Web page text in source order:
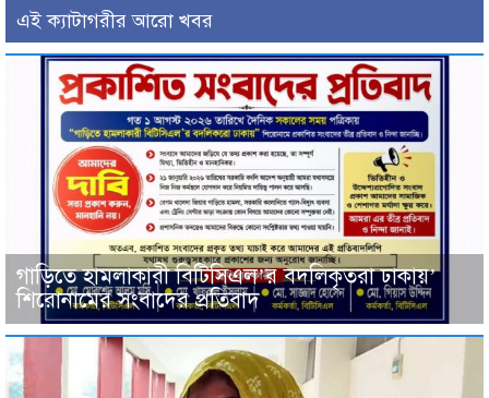
এই ক্যাটাগরীর আরো খবর
গাড়িতে হামলাকারী বিটিসিএল’র বদলিকৃতরা ঢাকায়’
শিরোনামের সংবাদের প্রতিবাদ